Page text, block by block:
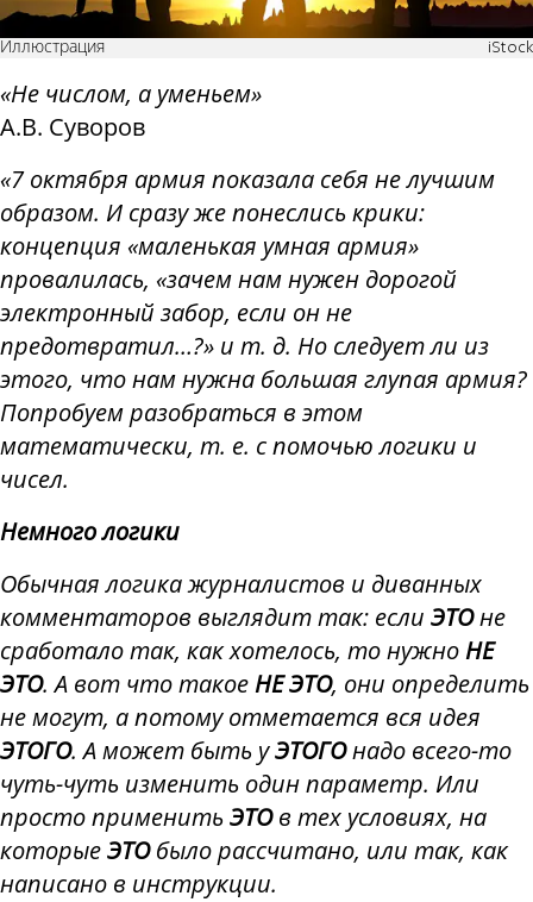
Иллюстрация iStock
«Не числом, а уменьем»
А.В. Суворов
«7 октября армия показала себя не лучшим
образом. И сразу же понеслись крики:
концепция «маленькая умная армия»
провалилась, «зачем нам нужен дорогой
электронный забор, если он не
предотвратил…?» и т. д. Но следует ли из
этого, что нам нужна большая глупая армия?
Попробуем разобраться в этом
математически, т. е. с помочью логики и
чисел.
Немного логики
Обычная логика журналистов и диванных
комментаторов выглядит так: если ЭТОне
сработало так, как хотелось, то нужноНЕ
ЭТО. А вот что такоеНЕ ЭТО, они определить
не могут, а потому отметается вся идея
ЭТОГО. А может быть уЭТОГОнадо всего-то
чуть-чуть изменить один параметр. Или
просто применить ЭТОв тех условиях, на
которыеЭТОбыло рассчитано, или так, как
написано в инструкции.